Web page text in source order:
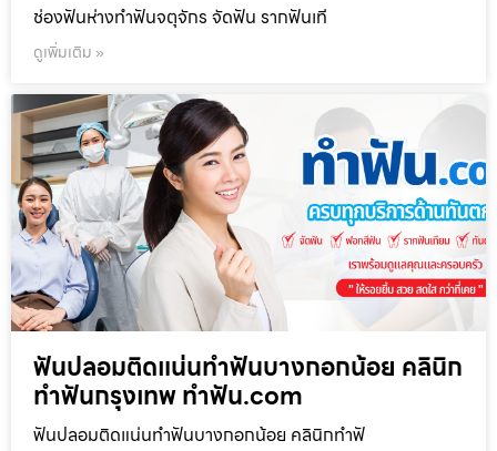
ช่องฟันห่างทำฟันจตุจักร จัดฟัน รากฟันเที
ดูเพิ่มเติม »
ฟันปลอมติดแน่นทำฟันบางกอกน้อย คลินิก
ทำฟันกรุงเทพ ทำฟัน.com
ฟันปลอมติดแน่นทำฟันบางกอกน้อย คลินิกทำฟั